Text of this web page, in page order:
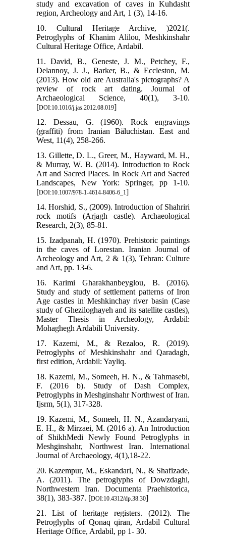
study and excavation of caves in Kuhdasht
region, Archeology and Art, 1 (3), 14-16.
10. Cultural Heritage Archive, )2021(.
Petroglyphs of Khanim Alilou, Meshkinshahr
Cultural Heritage Office, Ardabil.
11. David, B., Geneste, J. M., Petchey, F.,
Delannoy, J. J., Barker, B., & Eccleston, M.
(2013). How old are Australia's pictographs? A
review of rock art dating. Journal of
Archaeological Science, 40(1), 3-10.
[DOI:10.1016/j.jas.2012.08.019]
12. Dessau, G. (1960). Rock engravings
(graffiti) from Iranian Bäluchistan. East and
West, 11(4), 258-266.
13. Gillette, D. L., Greer, M., Hayward, M. H.,
& Murray, W. B. (2014). Introduction to Rock
Art and Sacred Places. In Rock Art and Sacred
Landscapes, New York: Springer, pp 1-10.
[DOI:10.1007/978-1-4614-8406-6_1]
14. Horshid, S., (2009). Introduction of Shahriri
rock motifs (Arjagh castle). Archaeological
Research, 2(3), 85-81.
15. Izadpanah, H. (1970). Prehistoric paintings
in the caves of Lorestan. Iranian Journal of
Archeology and Art, 2 & 1(3), Tehran: Culture
and Art, pp. 13-6.
16. Karimi Gharakhanbeyglou, B. (2016).
Study and study of settlement patterns of Iron
Age castles in Meshkinchay river basin (Case
study of Gheziloghayeh and its satellite castles),
Master Thesis in Archeology, Ardabil:
Mohaghegh Ardabili University.
17. Kazemi, M., & Rezaloo, R. (2019).
Petroglyphs of Meshkinshahr and Qaradagh,
first edition, Ardabil: Yayliq.
18. Kazemi, M., Someeh, H. N., & Tahmasebi,
F. (2016 b). Study of Dash Complex,
Petroglyphs in Meshginshahr Northwest of Iran.
Ijsrm, 5(1), 317-328.
19. Kazemi, M., Someeh, H. N., Azandaryani,
E. H., & Mirzaei, M. (2016 a). An Introduction
of ShikhMedi Newly Found Petroglyphs in
Meshginshahr, Northwest Iran. International
Journal of Archaeology, 4(1),18-22.
20. Kazempur, M., Eskandari, N., & Shafizade,
A. (2011). The petroglyphs of Dowzdaghi,
Northwestern Iran. Documenta Praehistorica,
38(1), 383-387. [DOI:10.4312/dp.38.30]
21. List of heritage registers. (2012). The
Petroglyphs of Qonaq qiran, Ardabil Cultural
Heritage Office, Ardabil, pp 1- 30.